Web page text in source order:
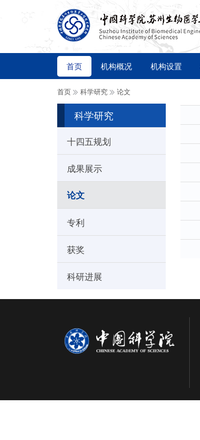
首页 机构概况 机构设置
首页 科学研究 论文
科学研究
十四五规划
成果展示
论文
专利
获奖
科研进展